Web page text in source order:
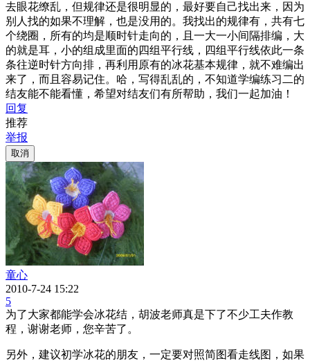
去眼花缭乱，但规律还是很明显的，最好要自己找出来，因为
别人找的如果不理解，也是没用的。我找出的规律有，共有七
个绕圈，所有的均是顺时针走向的，且一大一小间隔排编，大
的就是耳，小的组成里面的四组平行线，四组平行线依此一条
条往逆时针方向排，再利用原有的冰花基本规律，就不难编出
来了，而且容易记住。哈，写得乱乱的，不知道学编练习二的
结友能不能看懂，希望对结友们有所帮助，我们一起加油！
回复
推荐
举报
取消
童心
2010-7-24 15:22
5
为了大家都能学会冰花结，胡波老师真是下了不少工夫作教
程，谢谢老师，您辛苦了。
另外，建议初学冰花的朋友，一定要对照简图看走线图，如果